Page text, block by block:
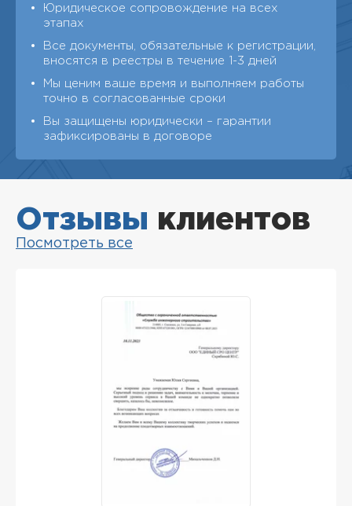
Юридическое сопровождение на всех
этапах
Все документы, обязательные к регистрации,
вносятся в реестры в течение 1-3 дней
Мы ценим ваше время и выполняем работы
точно в согласованные сроки
Вы защищены юридически – гарантии
зафиксированы в договоре
Отзывы клиентов
Посмотреть все